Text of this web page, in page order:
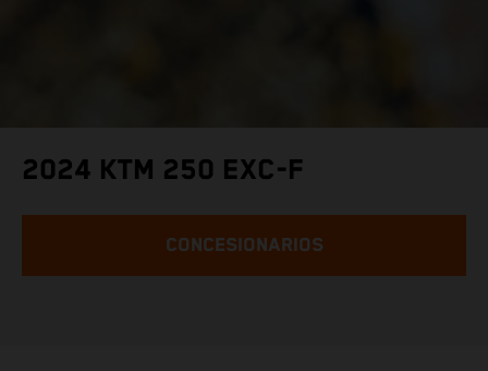
2024 KTM 250 EXC-F
CONCESIONARIOS